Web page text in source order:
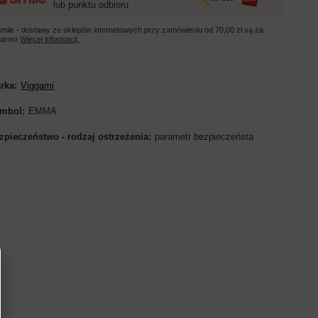
lub punktu odbioru
- dostawy ze sklepów internetowych przy zamówieniu od 70,00 zł są za
Więcej informacji.
Viggami
EMMA
- rodzaj ostrzeżenia parametr bezpieczeństa